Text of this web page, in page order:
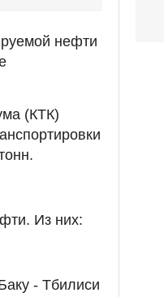
нефти
(КТК)
Из них:
- Тбилиси